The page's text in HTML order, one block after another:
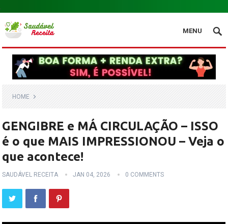
.
MENU
HOME
GENGIBRE e MÁ CIRCULAÇÃO – ISSO
é o que MAIS IMPRESSIONOU – Veja o
que acontece!
SAUDÁVEL RECEITA JAN 04, 2026 0 COMMENTS